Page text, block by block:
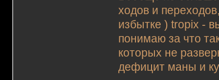
ходов и
избытке ) tropix -
понимаю за что
которых не
дефицит маны и